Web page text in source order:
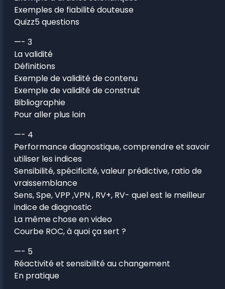
Exemples de fiabilité douteuse
Quizz5 questions
—- 3
La validité
Définitions
Exemple de validité de contenu
Exemple de validité de construit
Bibliographie
Pour aller plus loin
—- 4
Performance diagnostique, comprendre et savoir
utiliser les indices
Sensibilité, spécificité, valeur prédictive, ratio de
vraissemblance
Sens, Spe, VPP ,VPN , RV+, RV- quel est le meilleur
indice de diagnostic
La même chose en video
Courbe ROC, à quoi ça sert ?
—- 5
Réactivité et sensibilité au changement
En pratique